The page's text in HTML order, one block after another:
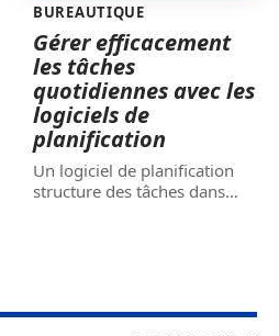
BUREAUTIQUE
Gérer efficacement
les tâches
quotidiennes avec les
logiciels de
planification
Un logiciel de planification
structure des tâches dans…